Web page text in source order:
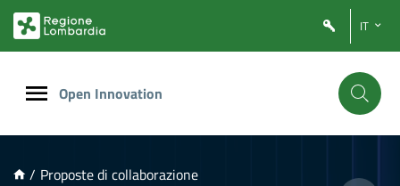
PRINCIPALE
IT
Open Innovation
/ Proposte di collaborazione